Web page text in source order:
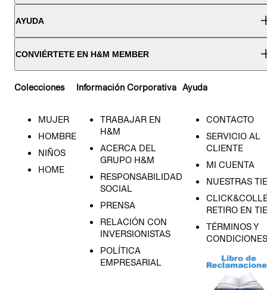
AYUDA
CONVIÉRTETE EN H&M MEMBER
Colecciones
MUJER
HOMBRE
NIÑOS
HOME
Información Corporativa
TRABAJAR EN
H&M
ACERCA DEL
GRUPO H&M
RESPONSABILIDAD
SOCIAL
PRENSA
RELACIÓN CON
INVERSIONISTAS
POLÍTICA
EMPRESARIAL
Ayuda
CONTACTO
SERVICIO AL
CLIENTE
MI CUENTA
NUESTRAS
RETIRO EN
TÉRMINOS Y
CONDICIONES